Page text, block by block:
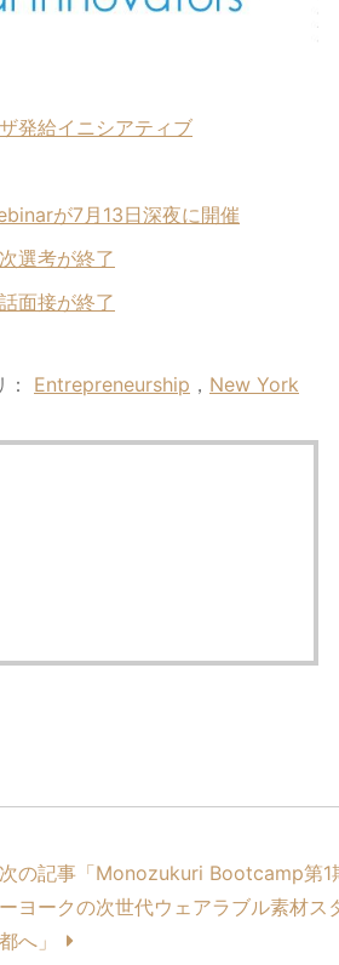
発給イニシアティブ
が7月13日深夜に開催
選考が終了
面接が終了
Entrepreneurship ， New York
次の記事「Monozukuri Bootcamp第1
ーヨークの次世代ウェアラブル素材ス
都へ」